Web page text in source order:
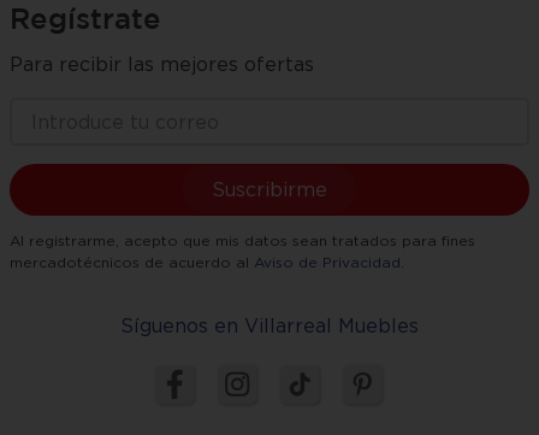
Regístrate
Para recibir las mejores ofertas
Suscribirme
Al registrarme, acepto que mis datos sean tratados para fines
mercadotécnicos de acuerdo al Aviso de Privacidad
Síguenos en Villarreal Muebles